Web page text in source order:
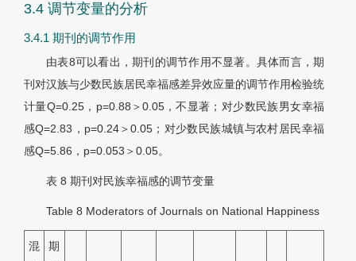
3.4 调节变量的分析
3.4.1 期刊的调节作用
由表8可以看出，期刊的调节作用不显著。具体而言，期
刊对汉族与少数民族居民幸福感差异效应量的调节作用检验统
计量Q=0.25，p=0.88＞0.05，不显著；对少数民族男女幸福
感Q=2.83，p=0.24＞0.05；对少数民族城镇与农村居民幸福
感Q=5.86，p=0.053＞0.05。
表 8 期刊对民族幸福感的调节变量
Table 8 Moderators of Journals on National Happiness
混
期